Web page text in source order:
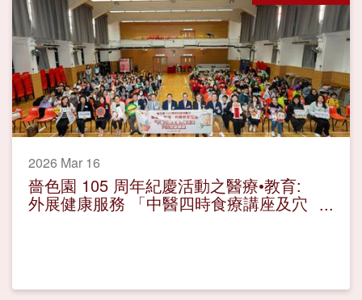
2026 Mar 16
嗇色園 105 周年紀慶活動之醫療•教育:
外展健康服務 「中醫四時食療講座及穴